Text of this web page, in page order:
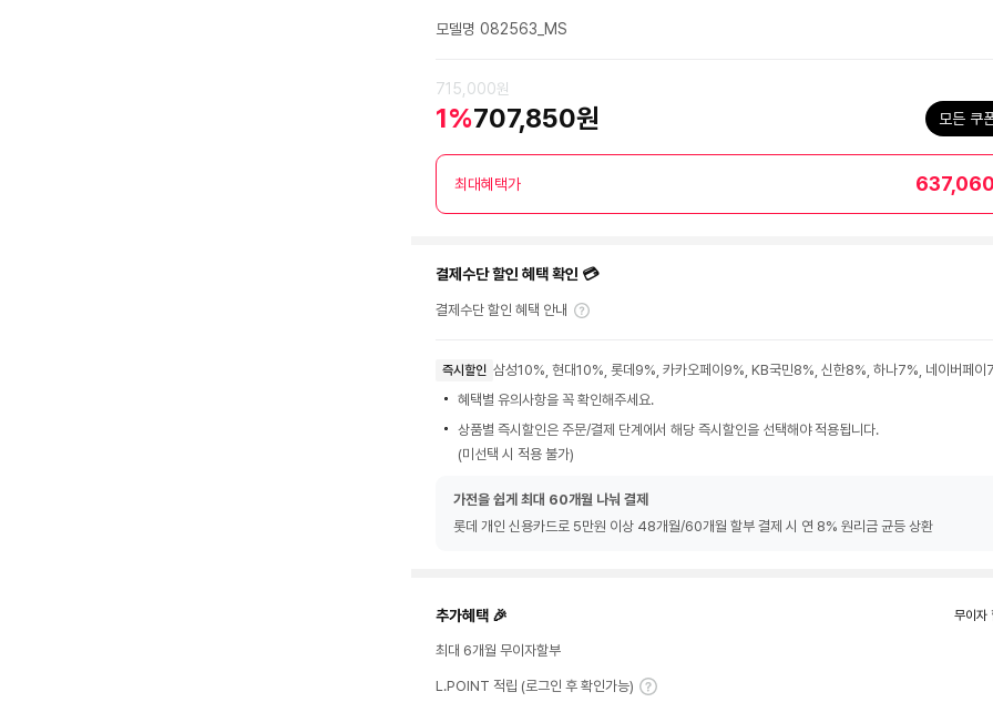
모델명 082563_MS
715,000원
1%707,850원 모든 쿠
최대혜택가
결제수단 할인 혜택 확인 💳
결제수단 할인 혜택 안내
즉시할인 삼성10%, 현대10%, 롯데9%, 카카오페이9%, KB국민8%, 신한8%, 하나7%, 네이버페이
혜택별 유의사항을 꼭 확인해주세요.
상품별 즉시할인은 주문/결제 단계에서 해당 즉시할인을 선택해야 적용됩니다.
(미선택 시 적용 불가)
가전을 쉽게 최대 60개월 나눠 결제
롯데 개인 신용카드로 5만원 이상 48개월/60개월 할부 결제 시 연 8% 원리금 균등 상환
추가혜택 🎉 무이자
최대 6개월 무이자할부
L.POINT 적립 (로그인 후 확인가능)